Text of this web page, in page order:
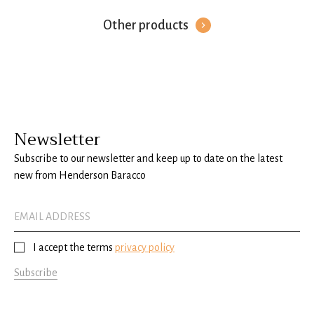
Other products
Newsletter
Subscribe to our newsletter and keep up to date on the latest
new from Henderson Baracco
I accept the terms privacy policy
Subscribe